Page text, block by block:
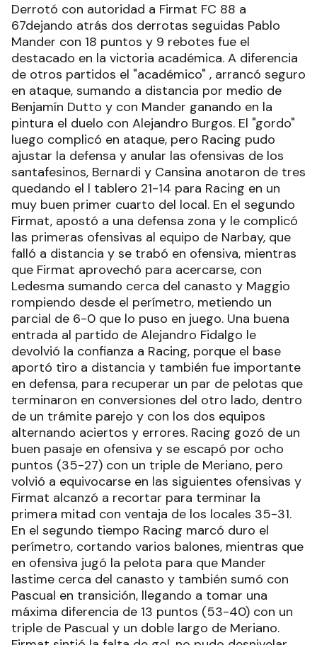
Derrotó con autoridad a Firmat FC 88 a
67dejando atrás dos derrotas seguidas Pablo
Mander con 18 puntos y 9 rebotes fue el
destacado en la victoria académica. A diferencia
de otros partidos el "académico" , arrancó seguro
en ataque, sumando a distancia por medio de
Benjamín Dutto y con Mander ganando en la
pintura el duelo con Alejandro Burgos. El "gordo"
luego complicó en ataque, pero Racing pudo
ajustar la defensa y anular las ofensivas de los
santafesinos, Bernardi y Cansina anotaron de tres
quedando el l tablero 21-14 para Racing en un
muy buen primer cuarto del local. En el segundo
Firmat, apostó a una defensa zona y le complicó
las primeras ofensivas al equipo de Narbay, que
falló a distancia y se trabó en ofensiva, mientras
que Firmat aprovechó para acercarse, con
Ledesma sumando cerca del canasto y Maggio
rompiendo desde el perímetro, metiendo un
parcial de 6-0 que lo puso en juego. Una buena
entrada al partido de Alejandro Fidalgo le
devolvió la confianza a Racing, porque el base
aportó tiro a distancia y también fue importante
en defensa, para recuperar un par de pelotas que
terminaron en conversiones del otro lado, dentro
de un trámite parejo y con los dos equipos
alternando aciertos y errores. Racing gozó de un
buen pasaje en ofensiva y se escapó por ocho
puntos (35-27) con un triple de Meriano, pero
volvió a equivocarse en las siguientes ofensivas y
Firmat alcanzó a recortar para terminar la
primera mitad con ventaja de los locales 35-31.
En el segundo tiempo Racing marcó duro el
perímetro, cortando varios balones, mientras que
en ofensiva jugó la pelota para que Mander
lastime cerca del canasto y también sumó con
Pascual en transición, llegando a tomar una
máxima diferencia de 13 puntos (53-40) con un
triple de Pascual y un doble largo de Meriano.